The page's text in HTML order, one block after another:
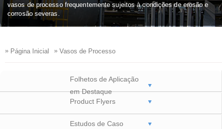
vasos de processo frequentemente sujeitos à condições de erosão e
corrosão severas.
» Página Inicial » Vasos de Processo
Folhetos de Aplicação
em Destaque
Product Flyers
Estudos de Caso